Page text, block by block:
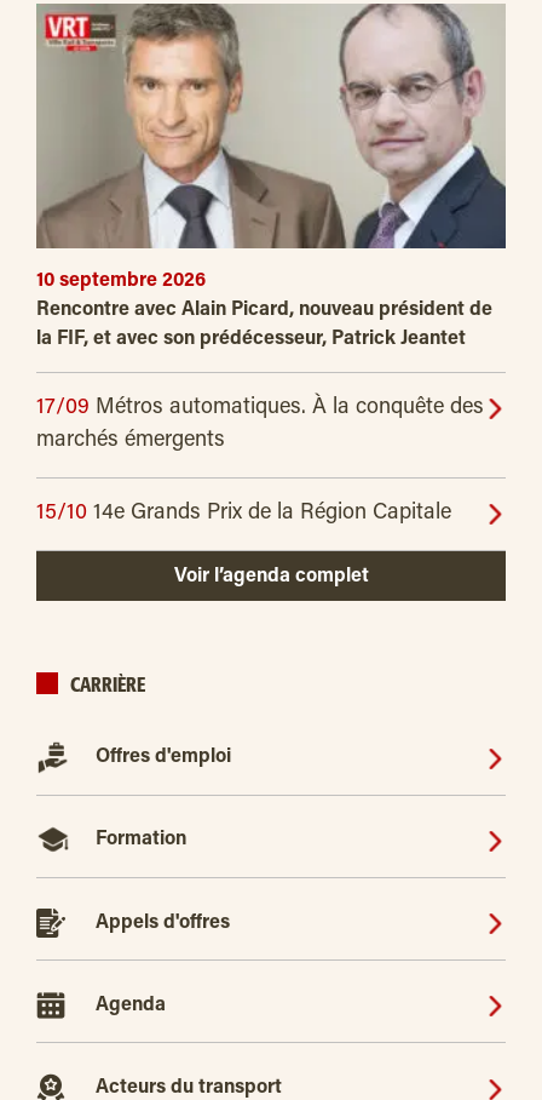
10 septembre 2026
Rencontre avec Alain Picard, nouveau président de
la FIF, et avec son prédécesseur, Patrick Jeantet
17/09 Métros automatiques. À la conquête des
marchés émergents
15/10 14e Grands Prix de la Région Capitale
Voir l’agenda complet
CARRIÈRE
Offres d'emploi
Formation
Appels d'offres
Agenda
Acteurs du transport